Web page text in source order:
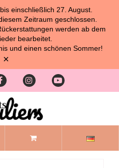
einschließlich 27. August.
Zeitraum geschlossen.
werden ab dem
bearbeitet.
und einen schönen Sommer!
×